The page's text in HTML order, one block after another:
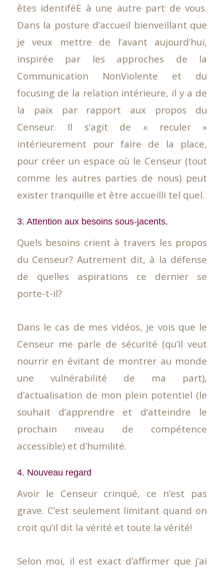
êtes identiféE à une autre part de vous.
Dans la posture d’accueil bienveillant que
je veux mettre de l’avant aujourd’hui,
inspirée par les approches de la
Communication NonViolente et du
focusing de la relation intérieure, il y a de
la paix par rapport aux propos du
Censeur. Il s’agit de « reculer »
intérieurement pour faire de la place,
pour créer un espace où le Censeur (tout
comme les autres parties de nous) peut
exister tranquille et être accueilli tel quel.
3. Attention aux besoins sous-jacents.
Quels besoins crient à travers les propos
du Censeur? Autrement dit, à la défense
de quelles aspirations ce dernier se
porte-t-il?
Dans le cas de mes vidéos, je vois que le
Censeur me parle de sécurité (qu’il veut
nourrir en évitant de montrer au monde
une vulnérabilité de ma part),
d’actualisation de mon plein potentiel (le
souhait d’apprendre et d’atteindre le
prochain niveau de compétence
accessible) et d’humilité.
4. Nouveau regard
Avoir le Censeur crinqué, ce n’est pas
grave. C’est seulement limitant quand on
croit qu’il dit la vérité et toute la vérité!
Selon moi, il est exact d’affirmer que j’ai